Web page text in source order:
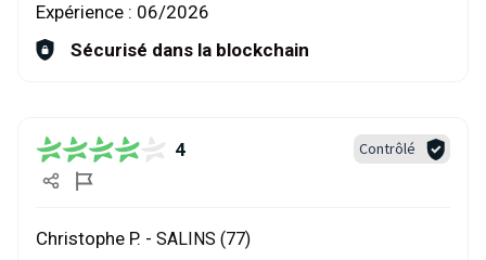
Expérience : 06/2026
Sécurisé dans la blockchain
4 Contrôlé
Christophe P. - SALINS (77)